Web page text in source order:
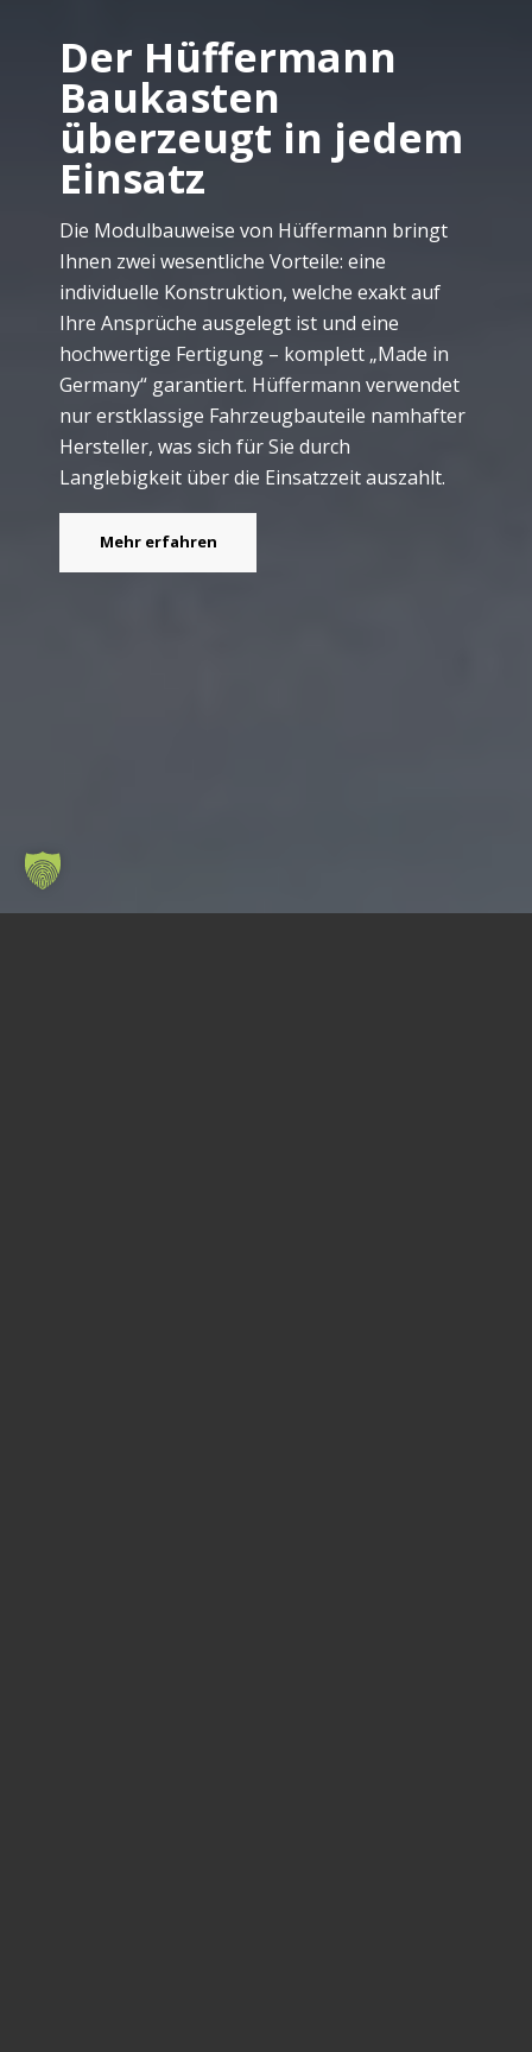
Der Hüffermann
Baukasten
überzeugt in jedem
Einsatz
Die Modulbauweise von Hüffermann bringt
Ihnen zwei wesentliche Vorteile: eine
individuelle Konstruktion, welche exakt auf
Ihre Ansprüche ausgelegt ist und eine
hochwertige Fertigung – komplett „Made in
Germany“ garantiert. Hüffermann verwendet
nur erstklassige Fahrzeugbauteile namhafter
Hersteller, was sich für Sie durch
Langlebigkeit über die Einsatzzeit auszahlt.
Mehr erfahren